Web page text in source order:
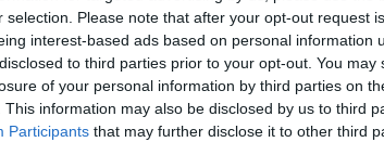
selection. Please note that after your opt-out request
interest-based ads based on personal information
to third parties prior to your opt-out. You
of your personal information by third parties on
This information may also be disclosed by us to third
Participants that may further disclose it to other third
за преимущество;